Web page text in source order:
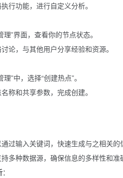
行功能，进行自定义分析。
理”界面，查看你的节点状态。
论，与其他用户分享经验和资源。
理”中，选择“创建热点”。
称和共享参数，完成创建。
过输入关键词，快速生成与之相关的
多种数据源，确保信息的多样性和准
：